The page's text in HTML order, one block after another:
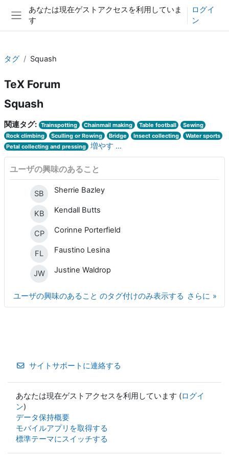
メインコンテンツへスキップする
サイドパネル
あなたは現在ゲストアクセスを利用していま
す
ログイ
ン
タグ Squash
TeX Forum
Squash
関連タグ: Trainspotting Chainmail making Table football
Sewing
Rock climbing
Sculling or Rowing Bridge Insect collecting
Water sports
Petal collecting and pressing
増やす ...
ユーザの興味のあること
SB Sherrie Bazley
KB Kendall Butts
CP Corinne Porterfield
FL Faustino Lesina
JW Justine Waldrop
さらに
ユーザの興味のあること のタグ付けのみ表示する
サイトサポートに連絡する
あなたは現在ゲストアクセスを利用しています (ログイ
ン)
データ保持概要
モバイルアプリを取得する
標準テーマにスイッチする